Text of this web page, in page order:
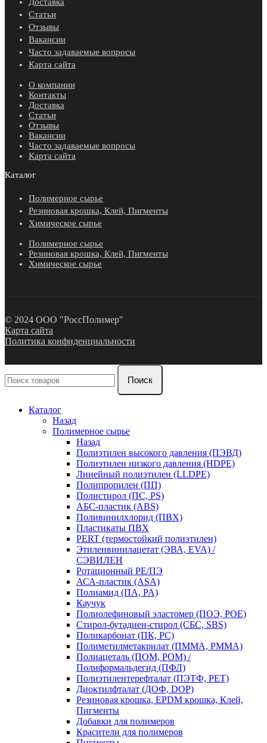
Статьи
Отзывы
Вакансии
Часто задаваемые вопросы
Карта сайта
О компании
Контакты
Доставка
Статьи
Отзывы
Вакансии
Часто задаваемые вопросы
Карта сайта
Каталог
Полимерное сырье
Резиновая крошка, Клей, Пигменты
Химическое сырье
Полимерное сырье
Резиновая крошка, Клей, Пигменты
Химическое сырье
© 2024 ООО "РоссПолимер"
Карта сайта
Политика конфиденциальности
Поиск
Каталог
Назад
Полимерное сырье
Назад
Полиэтилен высокого давления (ПЭВД)
Полиэтилен низкого давления (HDPE)
Линейный полиэтилен (LLDPE)
Полипропилен (ПП)
Полистирол (ПС, PS)
АБС-пластик (ABS)
Поливинилхлорид (ПВХ)
Пластикаты ПВХ
PERT (термостойкий полиэтилен)
Этиленвинилацетат (ЭВА, EVA) /
СЭВИЛЕН
Ротационный PE/ПЭ
АСА-пластик (ASA)
Полиамид (ПА, PA)
Каучук
Полиолефиновый эластомер (ПОЭ, POE)
Стирол-бутадиен-стирол (СБС, SBS)
Поликарбонат (ПК, PC)
Полиметилметакрилат (ПММА, PMMA)
Полиацеталь (ПОМ, POM) /
Полиформальдегид (ПФЛ)
Полиэтилентерефталат (ПЭТФ, PET)
Диоктилфталат (ДОФ, DOP)
Резиновая крошка, EPDM крошка, Клей,
Пигменты
Добавки для полимеров
Красители для полимеров